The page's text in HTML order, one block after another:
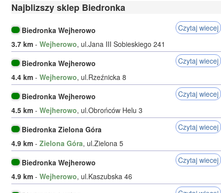
Najblizszy sklep Biedronka
Biedronka Wejherowo
Czytaj wiecej
3.7 km - Wejherowo, ul.Jana III Sobieskiego 241
Biedronka Wejherowo
Czytaj wiecej
4.4 km - Wejherowo, ul.Rzeźnicka 8
Biedronka Wejherowo
Czytaj wiecej
4.5 km - Wejherowo, ul.Obrońców Helu 3
Biedronka Zielona Góra
Czytaj wiecej
4.9 km - Zielona Góra, ul.Zielona 5
Biedronka Wejherowo
Czytaj wiecej
4.9 km - Wejherowo, ul.Kaszubska 46